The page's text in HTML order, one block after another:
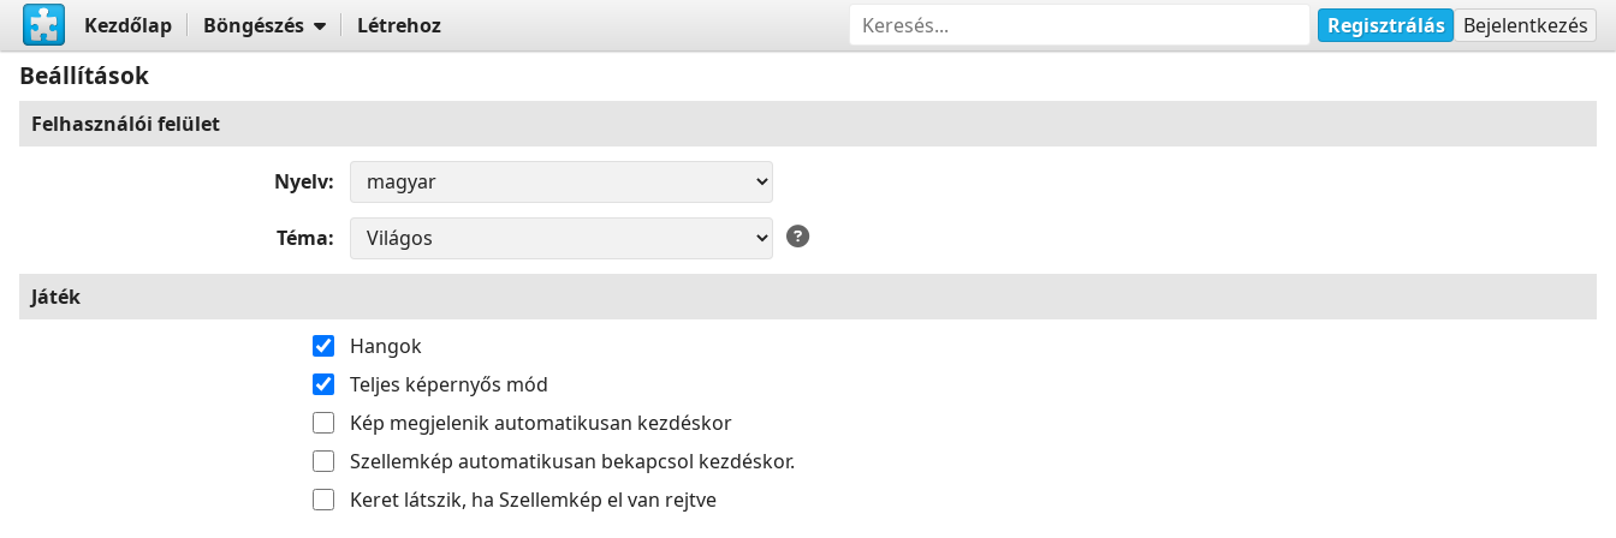
Kezdőlap Böngészés Létrehoz Regisztrálás Bejelentkezés
Beállítások
Felhasználói felület
Nyelv
Téma
Játék
Hangok
Teljes képernyős mód
Kép megjelenik automatikusan kezdéskor
Szellemkép automatikusan bekapcsol kezdéskor.
Keret látszik, ha Szellemkép el van rejtve